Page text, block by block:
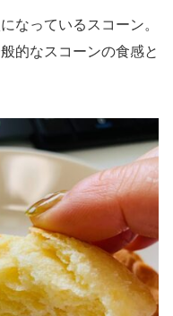
なっているスコーン。
的なスコーンの食感と